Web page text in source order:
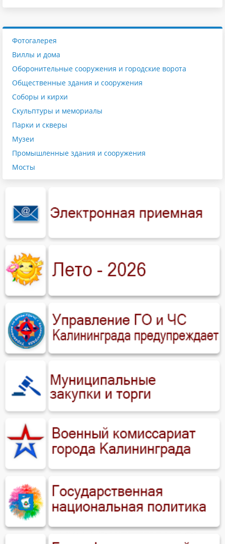
Фотогалерея
Виллы и дома
Оборонительные сооружения и городские ворота
Общественные здания и сооружения
Соборы и кирхи
Скульптуры и мемориалы
Парки и скверы
Музеи
Промышленные здания и сооружения
Мосты